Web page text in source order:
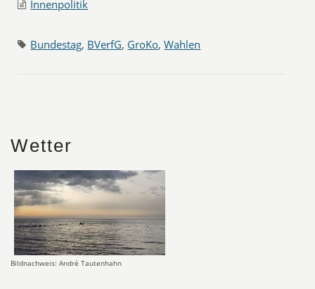
Innenpolitik
Bundestag, BVerfG, GroKo,Wahlen
Wetter
Bildnachweis: André Tautenhahn